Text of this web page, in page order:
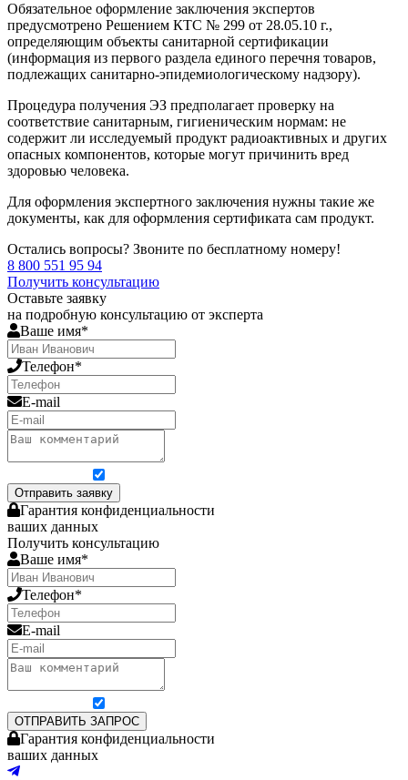
Обязательное оформление заключения экспертов
предусмотрено Решением КТС № 299 от 28.05.10 г.,
определяющим объекты санитарной сертификации
(информация из первого раздела единого перечня товаров,
подлежащих санитарно-эпидемиологическому надзору).
Процедура получения ЭЗ предполагает проверку на
соответствие санитарным, гигиеническим нормам: не
содержит ли исследуемый продукт радиоактивных и других
опасных компонентов, которые могут причинить вред
здоровью человека.
Для оформления экспертного заключения нужны такие же
документы, как для оформления сертификата сам продукт.
Остались вопросы? Звоните по бесплатному номеру!
8 800 551 95 94
Получить консультацию
Оставьте заявку
на подробную консультацию от эксперта
Ваше имя*
Телефон*
E-mail
Отправить заявку
Гарантия конфиденциальности
ваших данных
Получить консультацию
Ваше имя*
Телефон*
E-mail
ОТПРАВИТЬ ЗАПРОС
Гарантия конфиденциальности
ваших данных